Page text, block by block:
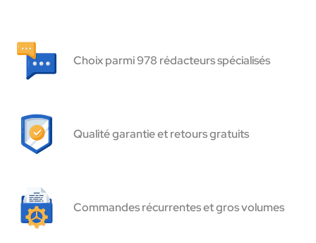
Choix parmi 978 rédacteurs spécialisés
Qualité garantie et retours gratuits
Commandes récurrentes et gros volumes